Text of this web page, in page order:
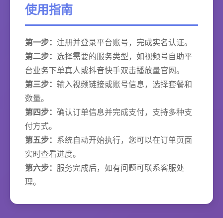
使用指南
第一步： 注册并登录平台账号，完成实名认证。
第二步： 选择需要的服务类型，如视频号自助平
台业务下单真人或抖音快手双击播放量官网。
第三步： 输入视频链接或账号信息，选择套餐和
数量。
第四步： 确认订单信息并完成支付，支持多种支
付方式。
第五步：
系统自动开始执行，您可以在订单页面
实时查看进度。
第六步： 服务完成后，如有问题可联系客服处
理。